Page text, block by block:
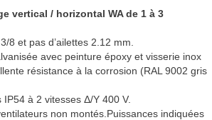
vertical / horizontal WA de 1 à 3
8 et pas d’ailettes 2.12 mm.
avec peinture époxy et visserie inox
résistance à la corrosion (RAL 9002 gris
à 2 vitesses Δ/Y 400 V.
non montés.Puissances indiquées